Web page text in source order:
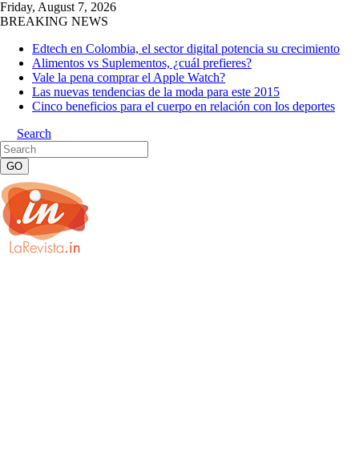
Friday, August 7, 2026
BREAKING NEWS
Edtech en Colombia, el sector digital potencia su crecimiento
Alimentos vs Suplementos, ¿cuál prefieres?
Vale la pena comprar el Apple Watch?
Las nuevas tendencias de la moda para este 2015
Cinco beneficios para el cuerpo en relación con los deportes
Search